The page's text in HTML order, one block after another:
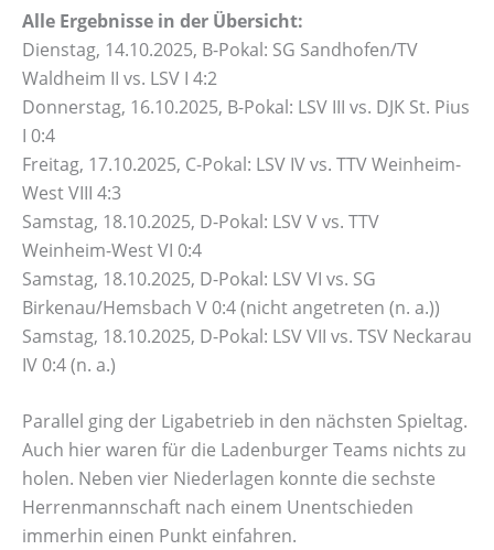
Alle Ergebnisse in der Übersicht:
Dienstag, 14.10.2025, B-Pokal: SG Sandhofen/TV
Waldheim II vs. LSV I 4:2
Donnerstag, 16.10.2025, B-Pokal: LSV III vs. DJK St. Pius
I 0:4
Freitag, 17.10.2025, C-Pokal: LSV IV vs. TTV Weinheim-
West VIII 4:3
Samstag, 18.10.2025, D-Pokal: LSV V vs. TTV
Weinheim-West VI 0:4
Samstag, 18.10.2025, D-Pokal: LSV VI vs. SG
Birkenau/Hemsbach V 0:4 (nicht angetreten (n. a.))
Samstag, 18.10.2025, D-Pokal: LSV VII vs. TSV Neckarau
IV 0:4 (n. a.)
Parallel ging der Ligabetrieb in den nächsten Spieltag.
Auch hier waren für die Ladenburger Teams nichts zu
holen. Neben vier Niederlagen konnte die sechste
Herrenmannschaft nach einem Unentschieden
immerhin einen Punkt einfahren.